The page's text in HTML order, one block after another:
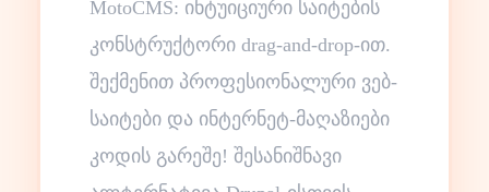
MotoCMS: ინტუიციური საიტების
კონსტრუქტორი drag-and-drop-ით.
შექმენით პროფესიონალური ვებ-
საიტები და ინტერნეტ-მაღაზიები
კოდის გარეშე! შესანიშნავი